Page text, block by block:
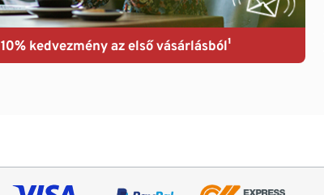
10% kedvezmény az első vásárlásból¹